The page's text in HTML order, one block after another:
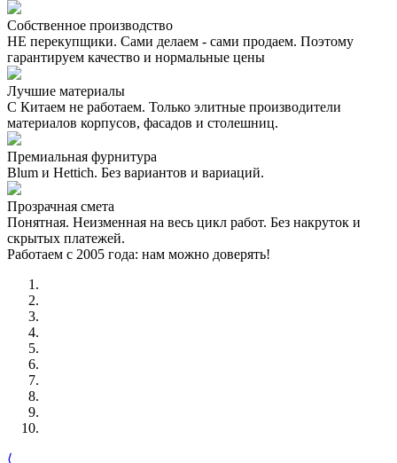
Собственное производство
НЕ перекупщики. Сами делаем - сами продаем. Поэтому
гарантируем качество и нормальные цены
Лучшие материалы
С Китаем не работаем. Только элитные производители
материалов корпусов, фасадов и столешниц.
Премиальная фурнитура
Blum и Hettich. Без вариантов и вариаций.
Прозрачная смета
Понятная. Неизменная на весь цикл работ. Без накруток и
скрытых платежей.
Работаем с 2005 года: нам можно доверять!
⟨